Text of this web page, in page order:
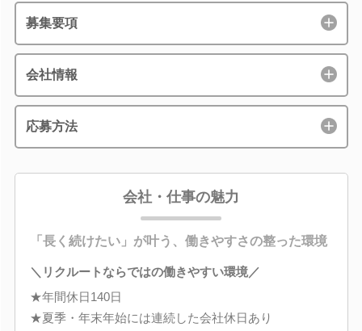
募集要項
会社情報
応募方法
会社・仕事の魅力
「長く続けたい」が叶う、働きやすさの整った環境
＼リクルートならではの働きやすい環境／
★年間休日140日
★夏季・年末年始には連続した会社休日あり